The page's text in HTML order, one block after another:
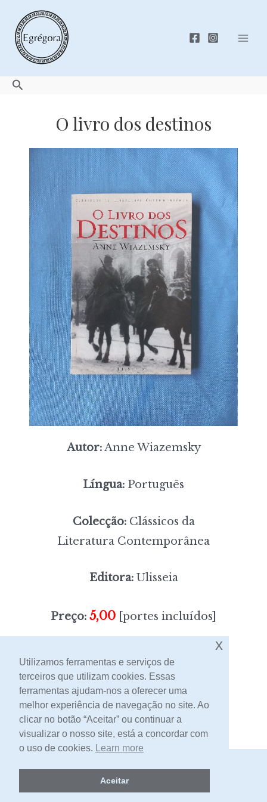
content
Search
O livro dos destinos
Autor:Anne Wiazemsky
Língua: Português
Colecção:Clássicos da
Literatura Contemporânea
Editora:Ulisseia
Preço: 5,00 [portes incluídos]
Sem stock
Contacto
2026 -Livraria Egrégora
Utilizamos ferramentas e serviços de
terceiros que utilizam cookies. Essas
ferramentas ajudam-nos a oferecer uma
melhor experiência de navegação no site. Ao
clicar no botão “Aceitar” ou continuar a
visualizar o nosso site, está a concordar com
o uso de cookies. Learn more
Aceitar
x